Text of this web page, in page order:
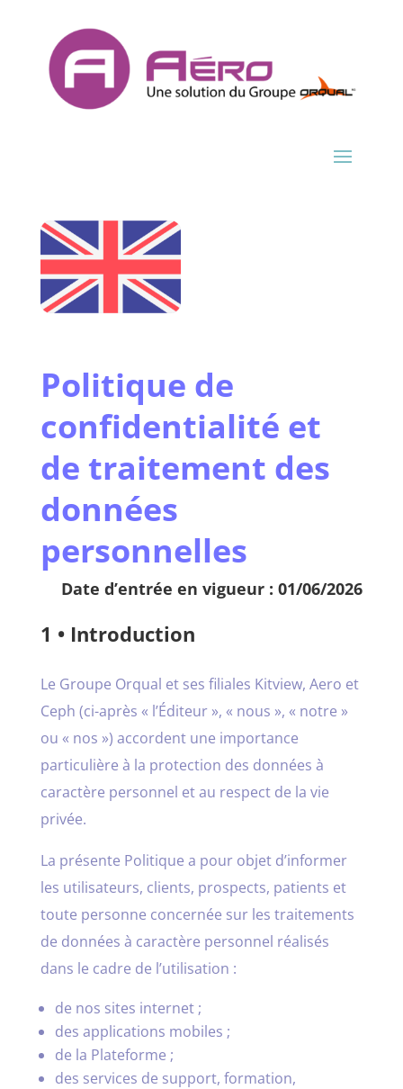
Politique de
confidentialité et
de traitement des
données
personnelles
Date d’entrée en vigueur : 01/06/2026
1 • Introduction
Le Groupe Orqual et ses filiales Kitview, Aero et
Ceph (ci-après « l’Éditeur », « nous », « notre »
ou « nos ») accordent une importance
particulière à la protection des données à
caractère personnel et au respect de la vie
privée.
La présente Politique a pour objet d’informer
les utilisateurs, clients, prospects, patients et
toute personne concernée sur les traitements
de données à caractère personnel réalisés
dans le cadre de l’utilisation :
de nos sites internet ;
des applications mobiles ;
de la Plateforme ;
des services de support, formation,